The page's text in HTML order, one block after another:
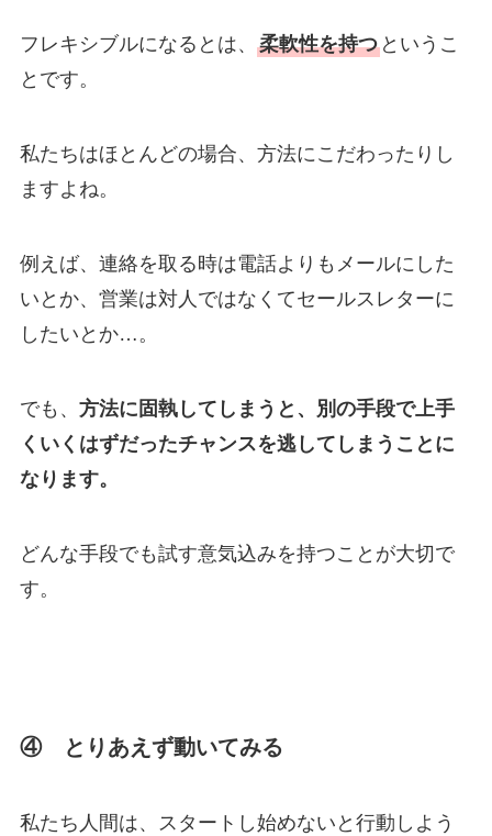
フレキシブルになるとは、 柔軟性を持つというこ
とです。
私たちはほとんどの場合、方法にこだわったりし
ますよね。
例えば、連絡を取る時は電話よりもメールにした
いとか、営業は対人ではなくてセールスレターに
したいとか…。
でも、 方法に固執してしまうと、別の手段で上手
くいくはずだったチャンスを逃してしまうことに
なります。
どんな手段でも試す意気込みを持つことが大切で
す。
④ とりあえず動いてみる
私たち人間は、スタートし始めないと行動しよう